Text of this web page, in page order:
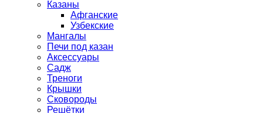
Казаны
Афганские
Узбекские
Мангалы
Печи под казан
Аксессуары
Садж
Треноги
Крышки
Сковороды
Решётки